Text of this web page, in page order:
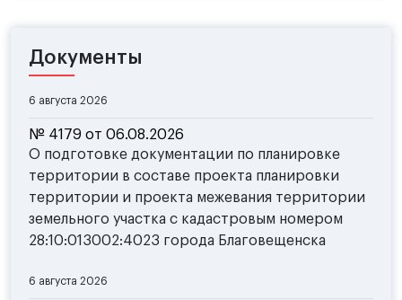
Документы
6 августа 2026
№ 4179 от 06.08.2026
О подготовке документации по планировке
территории в составе проекта планировки
территории и проекта межевания территории
земельного участка с кадастровым номером
28:10:013002:4023 города Благовещенска
6 августа 2026